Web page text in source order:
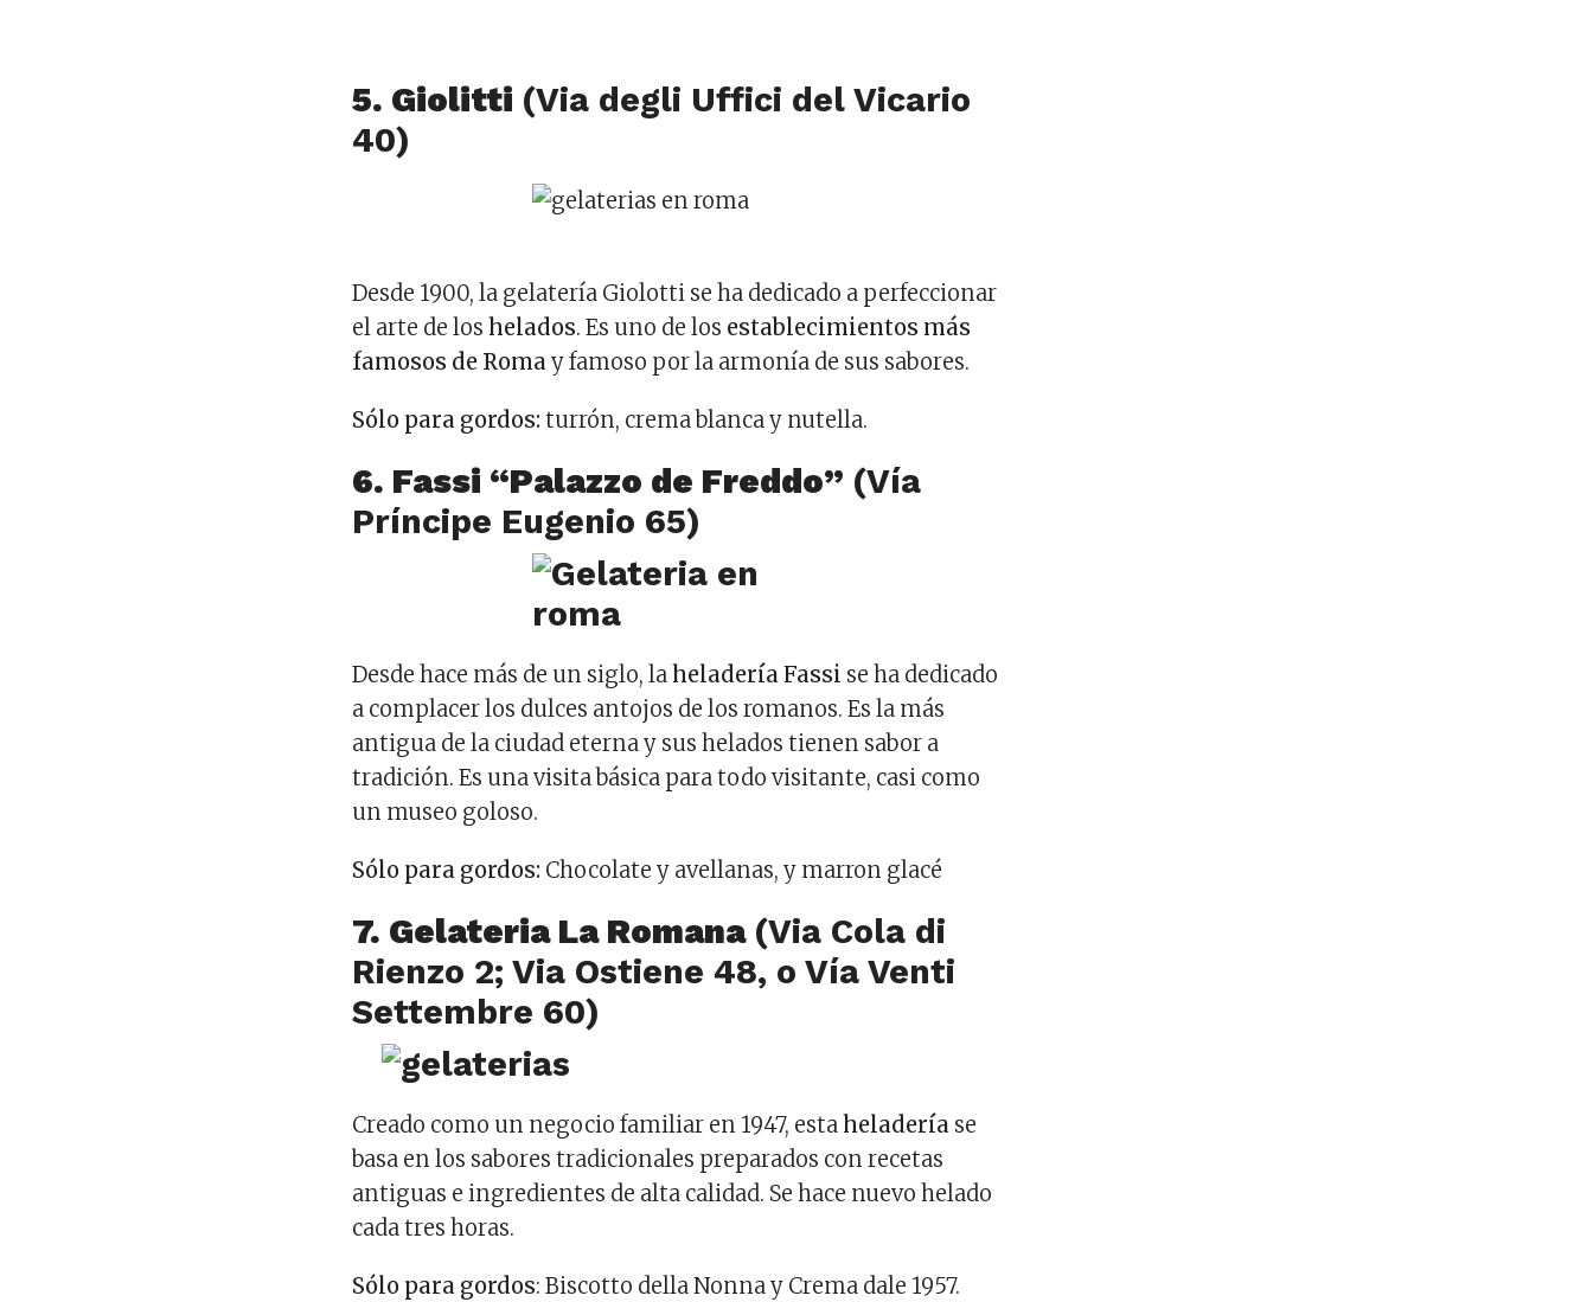
5. Giolitti (Via degli Uffici del Vicario
40)
Desde 1900, la gelatería Giolotti se ha dedicado a perfeccionar
el arte de loshelados. Es uno de los establecimientos más
famosos de Romay famoso por la armonía de sus sabores.
Sólo para gordos: turrón, crema blanca y nutella.
6. Fassi “Palazzo de Freddo” (Vía
Príncipe Eugenio 65)
Desde hace más de un siglo, laheladería Fassi se ha dedicado
a complacer los dulces antojos de los romanos. Es la más
antigua de la ciudad eterna y sus helados tienen sabor a
tradición. Es una visita básica para todo visitante, casi como
un museo goloso.
Sólo para gordos: Chocolate y avellanas, y marron glacé
7. Gelateria La Romana (Via Cola di
Rienzo 2; Via Ostiene 48, o Vía Venti
Settembre 60)
Creado como un negocio familiar en 1947, estaheladería se
basa en los sabores tradicionales preparados con recetas
antiguas e ingredientes de alta calidad. Se hace nuevo helado
cada tres horas.
Sólo para gordos: Biscotto della Nonna y Crema dale 1957.